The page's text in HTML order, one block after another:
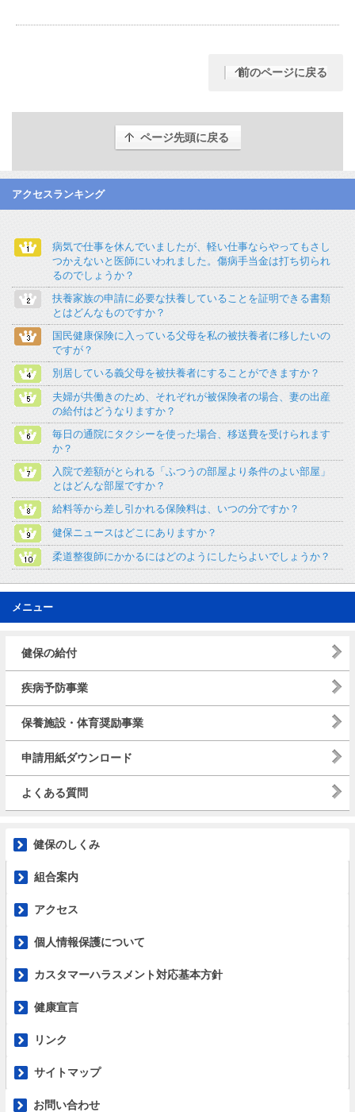
前のページに戻る
ページ先頭に戻る
アクセスランキング
病気で仕事を休んでいましたが、軽い仕事ならやってもさし
つかえないと医師にいわれました。傷病手当金は打ち切られ
るのでしょうか？
扶養家族の申請に必要な扶養していることを証明できる書類
とはどんなものですか？
国民健康保険に入っている父母を私の被扶養者に移したいの
ですが？
別居している義父母を被扶養者にすることができますか？
夫婦が共働きのため、それぞれが被保険者の場合、妻の出産
の給付はどうなりますか？
毎日の通院にタクシーを使った場合、移送費を受けられます
か？
入院で差額がとられる「ふつうの部屋より条件のよい部屋」
とはどんな部屋ですか？
給料等から差し引かれる保険料は、いつの分ですか？
健保ニュースはどこにありますか？
柔道整復師にかかるにはどのようにしたらよいでしょうか？
メニュー
健保の給付
疾病予防事業
保養施設・体育奨励事業
申請用紙ダウンロード
よくある質問
健保のしくみ
組合案内
アクセス
個人情報保護について
カスタマーハラスメント対応基本方針
健康宣言
リンク
サイトマップ
お問い合わせ